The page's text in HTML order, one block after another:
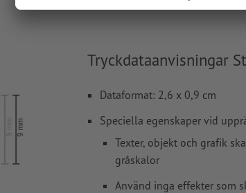
Tryckdataanvisningar
Dataformat: 2,6 x 0,9 cm
Speciella egenskaper vid
Texter, objekt och grafik
gråskalor
Använd inga effekter som